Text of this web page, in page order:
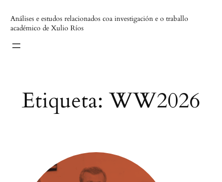
Análises e estudos relacionados coa investigación e o traballo
académico de Xulio Ríos
Etiqueta: WW2026